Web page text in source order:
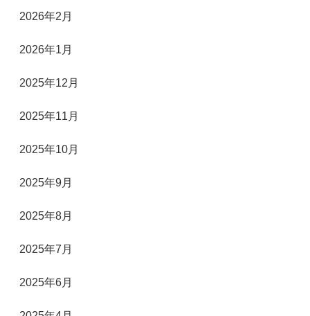
2026年2月
2026年1月
2025年12月
2025年11月
2025年10月
2025年9月
2025年8月
2025年7月
2025年6月